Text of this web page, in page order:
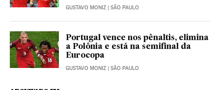
GUSTAVO MONIZ | SÃO PAULO
Portugal vence nos pênaltis, elimina
a Polônia e está na semifinal da
Eurocopa
GUSTAVO MONIZ | SÃO PAULO